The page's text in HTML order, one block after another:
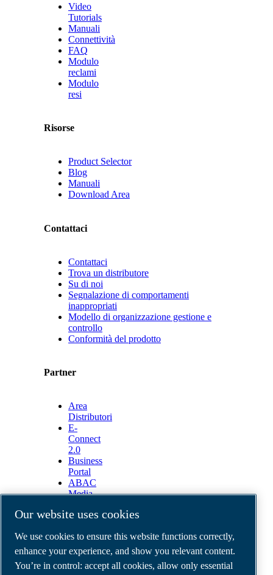
Video
Tutorials
Manuali
Connettività
FAQ
Modulo
reclami
Modulo
resi
Risorse
Product Selector
Blog
Manuali
Download Area
Contattaci
Contattaci
Trova un distributore
Su di noi
Segnalazione di comportamenti
inappropriati
Modello di organizzazione gestione e
controllo
Conformità del prodotto
Partner
Area
Distributori
E-
Connect
2.0
Business
Portal
ABAC
Media
Legal & Privacy Notices
Order return form
Order claim form
Our website uses cookies
We use cookies to ensure this website functions correctly,
enhance your experience, and show you relevant content.
You’re in control: accept all cookies, allow only essential